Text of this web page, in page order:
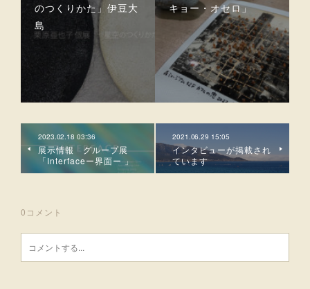
のつくりかた」伊豆大
島
キョー・オセロ」
2023.02.18 03:36
展示情報 グループ展
「Interfaceー界面ー 」
2021.06.29 15:05
インタビューが掲載され
ています
0 コメント